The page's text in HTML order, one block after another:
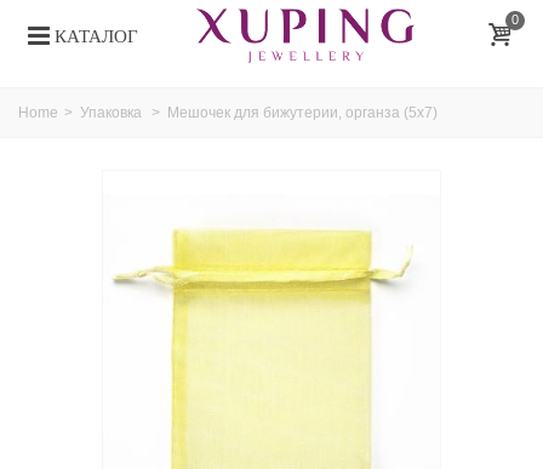
КАТАЛОГ
0
Home > Упаковка > Мешочек для бижутерии, органза (5х7)